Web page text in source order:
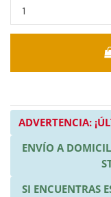
ADVERTENCIA:
ENVÍO A
SI ENCUENTRAS